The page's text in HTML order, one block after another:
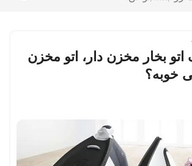
اتو بخار مخزن دار، اتو مخزن
خوبه؟